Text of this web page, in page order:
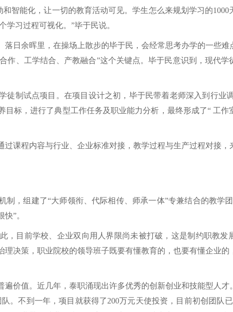
智能化，让一切的教育活动可见。学生怎么来规划学习的1000
学习过程可视化。”毕于民说。
日余晖里，在操场上散步的毕于民，会经常思考办学的一些难
作、工学结合、产教融合”这个关键点。毕于民意识到，现代学
徒制试点项目。在项目设计之初，毕于民带着老师深入到行业
目标，进行了典型工作任务及职业能力分析，最终形成了“ 工作
课程内容与行业、企业标准对接，教学过程与生产过程对接，
制，组建了“大师领衔、代际相传、师承一体”专兼结合的教学
”。
，目前学校、企业双向用人界限尚未被打破，这是制约职教发
决策，职业院校的领导班子既要有懂教育的，也要有懂企业的
价值。近几年，泰职涌现出许多优秀的创新创业和技能型人才
。不到一年，项目就获得了200万元天使投资，目前初创团队